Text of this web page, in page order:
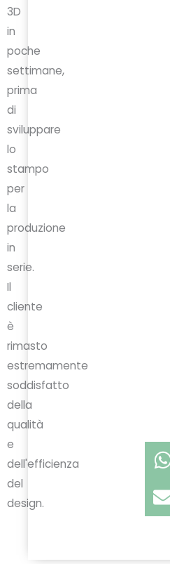
3D
in
poche
settimane,
prima
di
sviluppare
lo
stampo
per
la
produzione
in
serie.
Il
cliente
è
rimasto
estremamente
soddisfatto
della
qualità
e
dell'efficienza
del
design.